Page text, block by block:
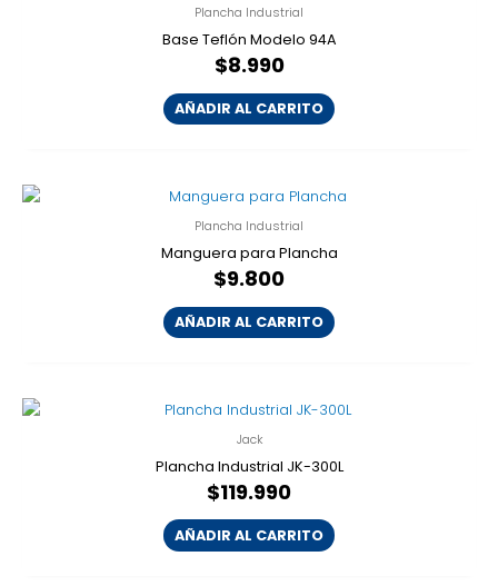
Plancha Industrial
Base Teflón Modelo 94A
$8.990
AÑADIR AL CARRITO
Plancha Industrial
Manguera para Plancha
$9.800
AÑADIR AL CARRITO
Jack
Plancha Industrial JK-300L
$119.990
AÑADIR AL CARRITO